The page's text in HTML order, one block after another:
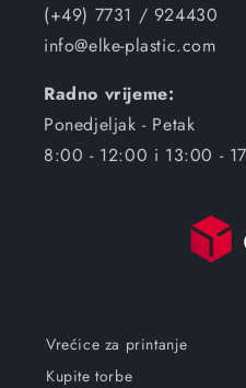
(+49) 7731 / 924430
info@elke-plastic.com
Radno vrijeme:
Ponedjeljak - Petak
8:00 - 12:00 i 13:00 -
Vrećice za printanje
Kupite torbe